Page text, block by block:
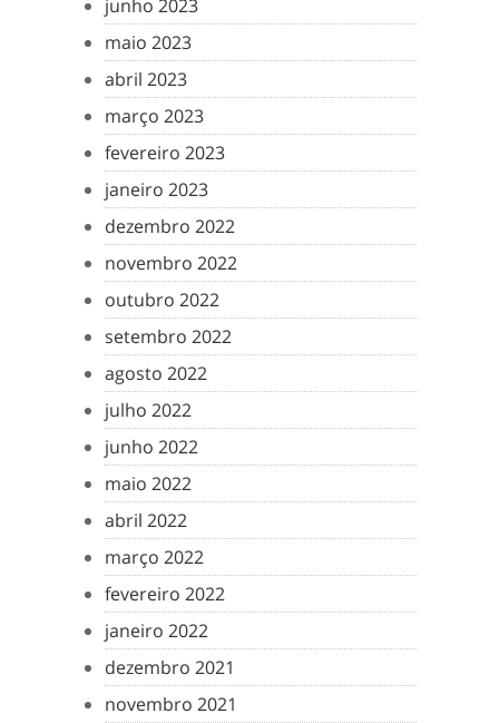
junho 2023
maio 2023
abril 2023
março 2023
fevereiro 2023
janeiro 2023
dezembro 2022
novembro 2022
outubro 2022
setembro 2022
agosto 2022
julho 2022
junho 2022
maio 2022
abril 2022
março 2022
fevereiro 2022
janeiro 2022
dezembro 2021
novembro 2021